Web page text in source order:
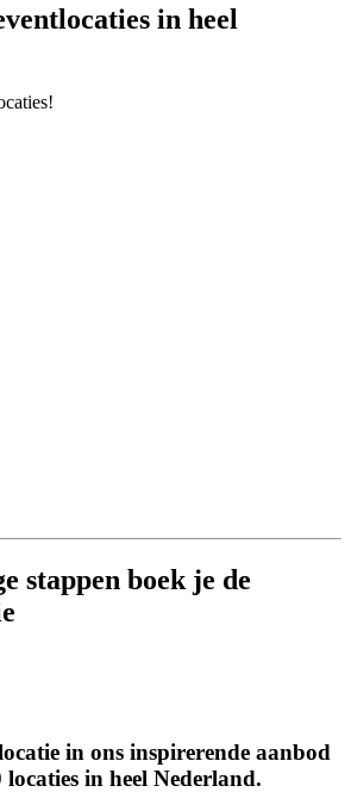
in heel
stappen boek je de
in ons inspirerende aanbod
in heel Nederland.